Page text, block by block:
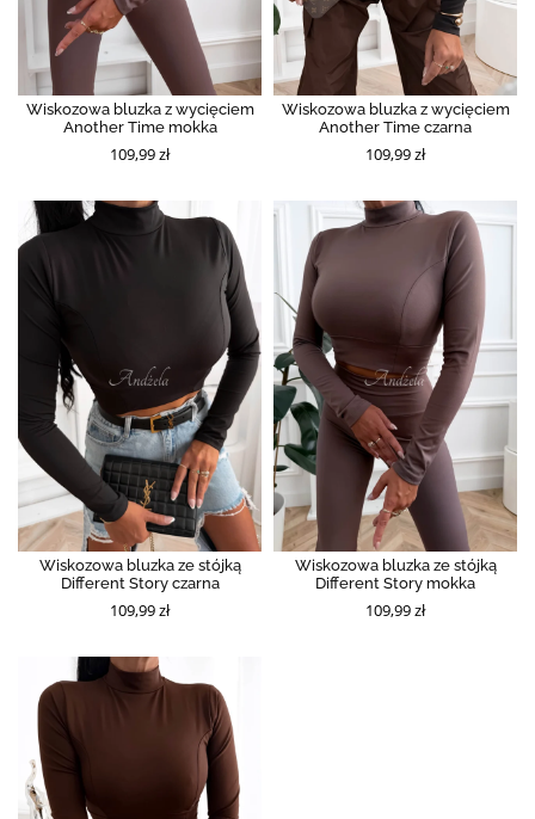
Wiskozowa bluzka z wycięciem
Another Time mokka
109,99 zł
Wiskozowa bluzka z wycięciem
Another Time czarna
109,99 zł
Wiskozowa bluzka ze stójką
Different Story czarna
109,99 zł
Wiskozowa bluzka ze stójką
Different Story mokka
109,99 zł